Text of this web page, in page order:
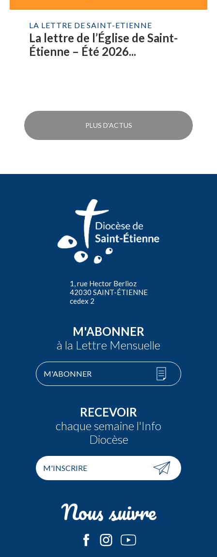
LA LETTRE DE SAINT-ETIENNE
La lettre de l’Église de Saint-
Étienne – Été 2026...
PLUS D'ACTUS
1, rue Hector Berlioz
42030 SAINT-ÉTIENNE
cedex 2
M'ABONNER
à la Lettre Mensuelle
M'ABONNER
RECEVOIR
chaque semaine l'Info
Diocèse
M'INSCRIRE
Nous suivre